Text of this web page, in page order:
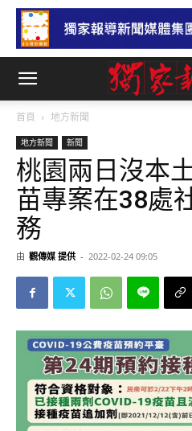
首頁 地方新聞
地方新聞 新聞
桃園兩日沒本
苗專案在38處
務
由 觀傳媒 提供 - 2022-02-24 09:05